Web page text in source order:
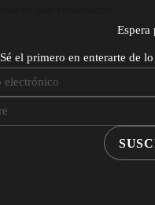
Espera
Sé el primero en enterarte de